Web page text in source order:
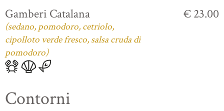
Gamberi Catalana
(sedano, pomodoro, cetriolo,
cipolloto verde fresco, salsa cruda di
pomodoro)
€ 23.00
Contorni